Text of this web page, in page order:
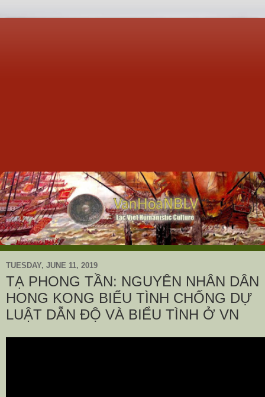
TUESDAY, JUNE 11, 2019
TẠ PHONG TẦN: NGUYÊN NHÂN DÂN
HONG KONG BIỂU TÌNH CHỐNG DỰ
LUẬT DẪN ĐỘ VÀ BIỂU TÌNH Ở VN